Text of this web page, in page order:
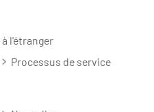
l'étranger
Processus de service